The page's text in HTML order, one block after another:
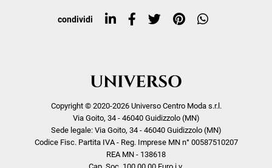
Top ricerche
condividi
Copyright © 2020-2026 Universo Centro Moda s.r.l.
Via Goito, 34 - 46040 Guidizzolo (MN)
Sede legale: Via Goito, 34 - 46040 Guidizzolo (MN)
Codice Fisc. Partita IVA - Reg. Imprese MN n° 00587510207
REA MN - 138618